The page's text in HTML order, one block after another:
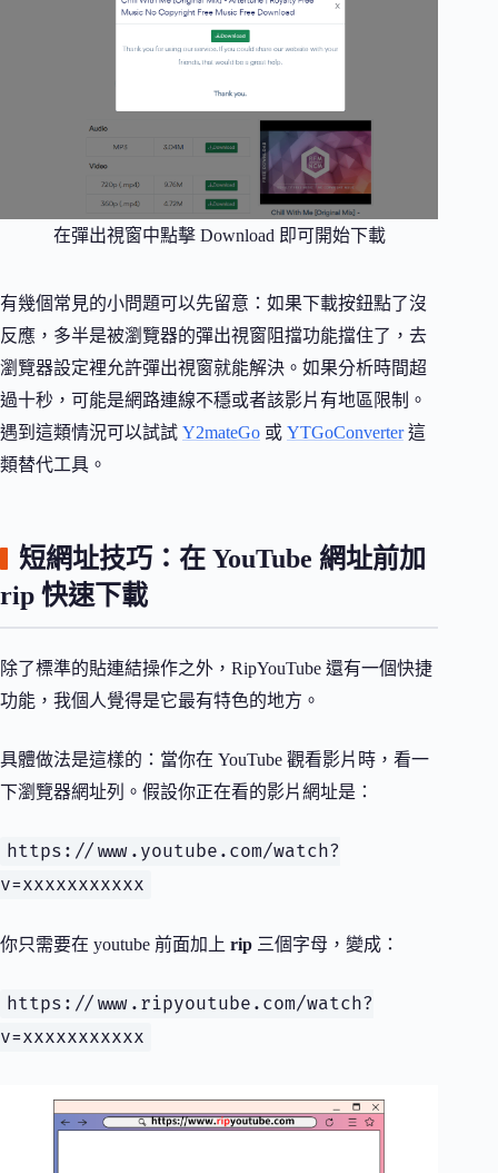
在彈出視窗中點擊 Download 即可開始下載
有幾個常見的小問題可以先留意：如果下載按鈕點了沒
反應，多半是被瀏覽器的彈出視窗阻擋功能擋住了，去
瀏覽器設定裡允許彈出視窗就能解決。如果分析時間超
過十秒，可能是網路連線不穩或者該影片有地區限制。
遇到這類情況可以試試 Y2mateGo 或 YTGoConverter這
類替代工具。
短網址技巧：在 YouTube 網址前加
rip 快速下載
除了標準的貼連結操作之外，RipYouTube 還有一個快捷
功能，我個人覺得是它最有特色的地方。
具體做法是這樣的：當你在 YouTube 觀看影片時，看一
下瀏覽器網址列。假設你正在看的影片網址是：
https://www.youtube.com/watch?
v=xxxxxxxxxxx
你只需要在 youtube 前面加上 rip 三個字母，變成：
https://www.ripyoutube.com/watch?
v=xxxxxxxxxxx